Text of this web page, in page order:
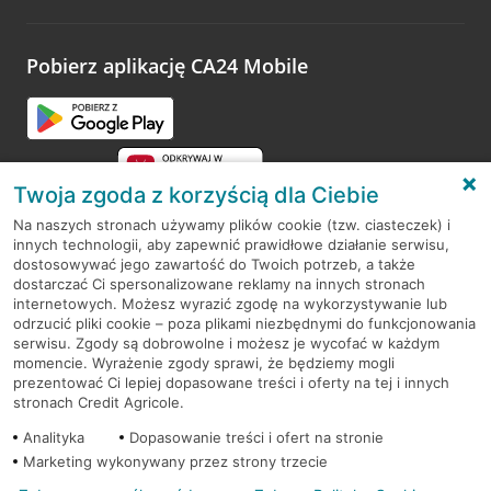
opinie.
Pobierz aplikację CA24 Mobile
RODO
Regulamin serwisu
Mapa serwisu
PolitykaCookies
Twoja zgoda z korzyścią dla Ciebie
Na naszych stronach używamy plików cookie (tzw. ciasteczek) i
innych technologii, aby zapewnić prawidłowe działanie serwisu,
dostosowywać jego zawartość do Twoich potrzeb, a także
dostarczać Ci spersonalizowane reklamy na innych stronach
internetowych. Możesz wyrazić zgodę na wykorzystywanie lub
odrzucić pliki cookie – poza plikami niezbędnymi do funkcjonowania
serwisu. Zgody są dobrowolne i możesz je wycofać w każdym
momencie. Wyrażenie zgody sprawi, że będziemy mogli
prezentować Ci lepiej dopasowane treści i oferty na tej i innych
stronach Credit Agricole.
Analityka
Dopasowanie treści i ofert na stronie
Marketing wykonywany przez strony trzecie